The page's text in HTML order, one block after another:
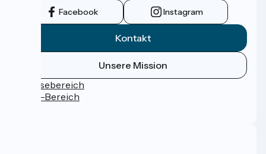
Facebook Instagram
Kontakt
Unsere Mission
Pressebereich
Profi-Bereich